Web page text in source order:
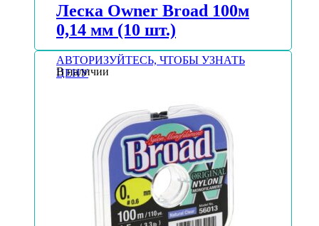
Леска Owner Broad 100м
0,14 мм (10 шт.)
АВТОРИЗУЙТЕСЬ, ЧТОБЫ УЗНАТЬ
ЦЕНУ
В наличии